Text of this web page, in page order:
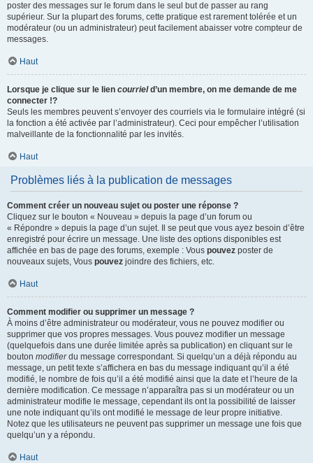
poster des messages sur le forum dans le seul but de passer au rang
supérieur. Sur la plupart des forums, cette pratique est rarement tolérée et un
modérateur (ou un administrateur) peut facilement abaisser votre compteur de
messages.
Haut
Lorsque je clique sur le lien courrield’un membre, on me demande de me
connecter !?
Seuls les membres peuvent s’envoyer des courriels via le formulaire intégré (si
la fonction a été activée par l’administrateur). Ceci pour empêcher l’utilisation
malveillante de la fonctionnalité par les invités.
Haut
Problèmes liés à la publication de messages
Comment créer un nouveau sujet ou poster une réponse ?
Cliquez sur le bouton « Nouveau » depuis la page d’un forum ou
« Répondre » depuis la page d’un sujet. Il se peut que vous ayez besoin d’être
enregistré pour écrire un message. Une liste des options disponibles est
affichée en bas de page des forums, exemple : Vous pouvez poster de
nouveaux sujets, Vous pouvez joindre des fichiers, etc.
Haut
Comment modifier ou supprimer un message ?
À moins d’être administrateur ou modérateur, vous ne pouvez modifier ou
supprimer que vos propres messages. Vous pouvez modifier un message
(quelquefois dans une durée limitée après sa publication) en cliquant sur le
bouton modifierdu message correspondant. Si quelqu’un a déjà répondu au
message, un petit texte s’affichera en bas du message indiquant qu’il a été
modifié, le nombre de fois qu’il a été modifié ainsi que la date et l’heure de la
dernière modification. Ce message n’apparaîtra pas si un modérateur ou un
administrateur modifie le message, cependant ils ont la possibilité de laisser
une note indiquant qu’ils ont modifié le message de leur propre initiative.
Notez que les utilisateurs ne peuvent pas supprimer un message une fois que
quelqu’un y a répondu.
Haut